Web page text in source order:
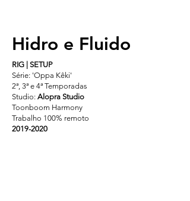
Hidro e Fluido
RIG | SETUP
Série: 'Oppa Kêki'
2ª, 3ª e 4ª Temporadas
Studio: Alopra Studio
Toonboom Harmony
Trabalho 100% remoto
2019-2020